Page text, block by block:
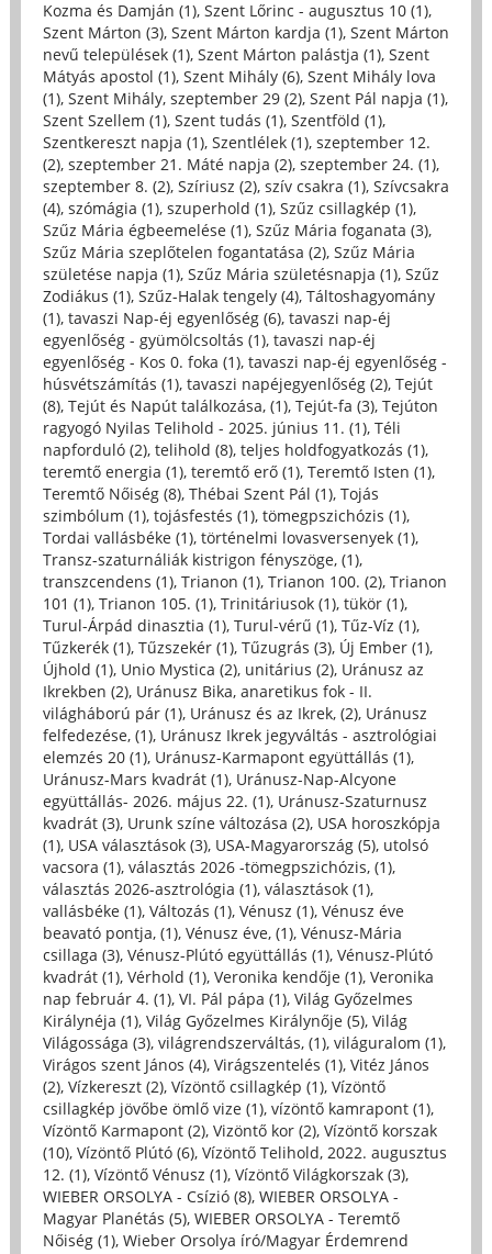
Kozma és Damján (1), Szent Lőrinc - augusztus 10 (1),
Szent Márton (3), Szent Márton kardja (1), Szent Márton
nevű települések (1), Szent Márton palástja (1), Szent
Mátyás apostol (1), Szent Mihály (6), Szent Mihály lova
(1), Szent Mihály, szeptember 29 (2), Szent Pál napja (1),
Szent Szellem (1), Szent tudás (1), Szentföld (1),
Szentkereszt napja (1), Szentlélek (1), szeptember 12.
(2), szeptember 21. Máté napja (2), szeptember 24. (1),
szeptember 8. (2), Szíriusz (2), szív csakra (1), Szívcsakra
(4), szómágia (1), szuperhold (1), Szűz csillagkép (1),
Szűz Mária égbeemelése (1), Szűz Mária foganata (3),
Szűz Mária szeplőtelen fogantatása (2), Szűz Mária
születése napja (1), Szűz Mária születésnapja (1), Szűz
Zodiákus (1), Szűz-Halak tengely (4), Táltoshagyomány
(1), tavaszi Nap-éj egyenlőség (6), tavaszi nap-éj
egyenlőség - gyümölcsoltás (1), tavaszi nap-éj
egyenlőség - Kos 0. foka (1), tavaszi nap-éj egyenlőség -
húsvétszámítás (1), tavaszi napéjegyenlőség (2), Tejút
(8), Tejút és Napút találkozása, (1), Tejút-fa (3), Tejúton
ragyogó Nyilas Telihold - 2025. június 11. (1), Téli
napforduló (2), telihold (8), teljes holdfogyatkozás (1),
teremtő energia (1), teremtő erő (1), Teremtő Isten (1),
Teremtő Nőiség (8), Thébai Szent Pál (1), Tojás
szimbólum (1), tojásfestés (1), tömegpszichózis (1),
Tordai vallásbéke (1), történelmi lovasversenyek (1),
Transz-szaturnáliák kistrigon fényszöge, (1),
transzcendens (1), Trianon (1), Trianon 100. (2), Trianon
101 (1), Trianon 105. (1), Trinitáriusok (1), tükör (1),
Turul-Árpád dinasztia (1), Turul-vérű (1), Tűz-Víz (1),
Tűzkerék (1), Tűzszekér (1), Tűzugrás (3), Új Ember (1),
Újhold (1), Unio Mystica (2), unitárius (2), Uránusz az
Ikrekben (2), Uránusz Bika, anaretikus fok - II.
világháború pár (1), Uránusz és az Ikrek, (2), Uránusz
felfedezése, (1), Uránusz Ikrek jegyváltás - asztrológiai
elemzés 20 (1), Uránusz-Karmapont együttállás (1),
Uránusz-Mars kvadrát (1), Uránusz-Nap-Alcyone
együttállás- 2026. május 22. (1), Uránusz-Szaturnusz
kvadrát (3), Urunk színe változása (2), USA horoszkópja
(1), USA választások (3), USA-Magyarország (5), utolsó
vacsora (1), választás 2026 -tömegpszichózis, (1),
választás 2026-asztrológia (1), választások (1),
vallásbéke (1), Változás (1), Vénusz (1), Vénusz éve
beavató pontja, (1), Vénusz éve, (1), Vénusz-Mária
csillaga (3), Vénusz-Plútó együttállás (1), Vénusz-Plútó
kvadrát (1), Vérhold (1), Veronika kendője (1), Veronika
nap február 4. (1), VI. Pál pápa (1), Világ Győzelmes
Királynéja (1), Világ Győzelmes Királynője (5), Világ
Világossága (3), világrendszerváltás, (1), világuralom (1),
Virágos szent János (4), Virágszentelés (1), Vitéz János
(2), Vízkereszt (2), Vízöntő csillagkép (1), Vízöntő
csillagkép jövőbe ömlő vize (1), vízöntő kamrapont (1),
Vízöntő Karmapont (2), Vizöntő kor (2), Vízöntő korszak
(10), Vízöntő Plútó (6), Vízöntő Telihold, 2022. augusztus
12. (1), Vízöntő Vénusz (1), Vízöntő Világkorszak (3),
WIEBER ORSOLYA - Csízió (8), WIEBER ORSOLYA -
Magyar Planétás (5), WIEBER ORSOLYA - Teremtő
Nőiség (1), Wieber Orsolya író/Magyar Érdemrend